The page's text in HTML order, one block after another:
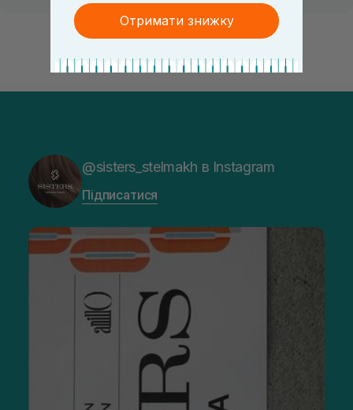
@sisters_stelmakh в Instagram
Підписатися
Отримати знижку